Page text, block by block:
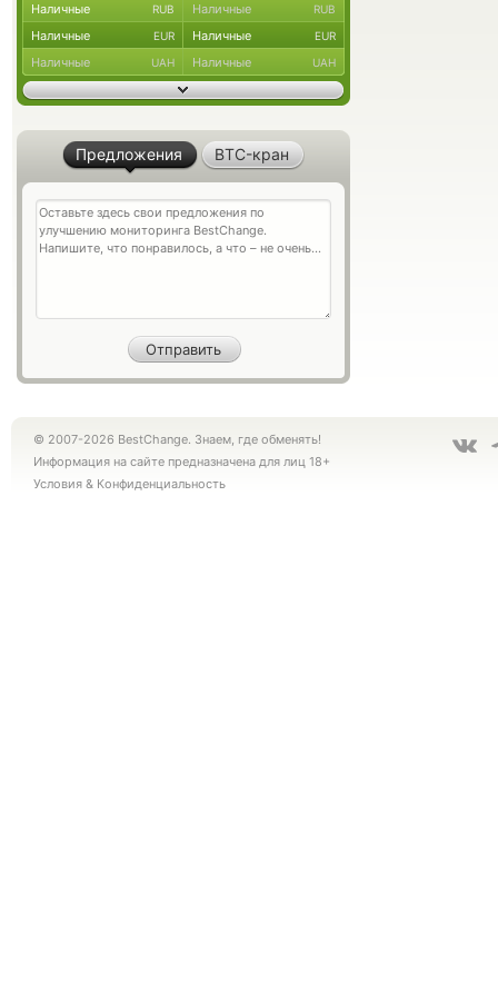
Наличные RUB Наличные RUB
Наличные EUR Наличные EUR
Наличные UAH Наличные UAH
Предложения BTC-кран
© 2007-2026 BestChange. Знаем, где обменять!
Информация на сайте предназначена для лиц 18+
Условия & Конфиденциальность